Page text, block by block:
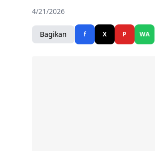
4/21/2026
Bagikan f X P WA